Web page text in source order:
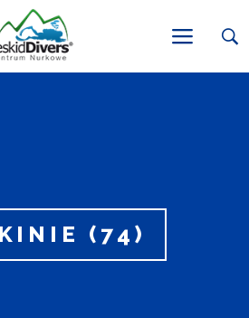
(74)